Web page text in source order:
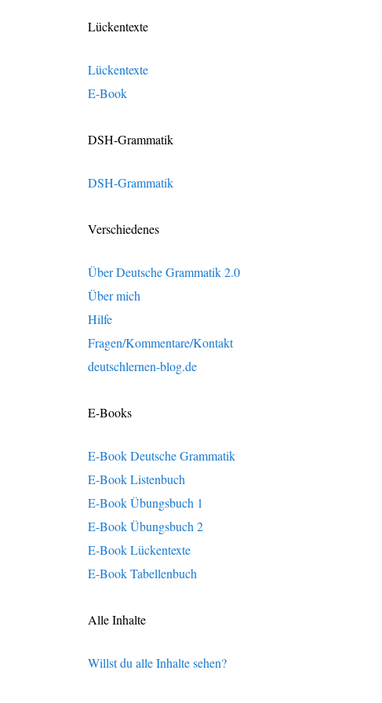
Lückentexte
Lückentexte
E-Book
DSH-Grammatik
DSH-Grammatik
Verschiedenes
Über Deutsche Grammatik 2.0
Über mich
Hilfe
Fragen/Kommentare/Kontakt
deutschlernen-blog.de
E-Books
E-Book Deutsche Grammatik
E-Book Listenbuch
E-Book Übungsbuch 1
E-Book Übungsbuch 2
E-Book Lückentexte
E-Book Tabellenbuch
Alle Inhalte
Willst du alle Inhalte sehen?